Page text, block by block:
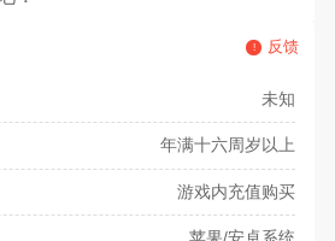
反馈
未知
年满十六周岁以上
游戏内充值购买